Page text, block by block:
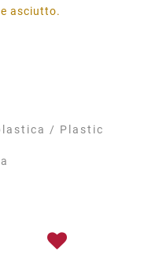
asciutto.
/ Plastic